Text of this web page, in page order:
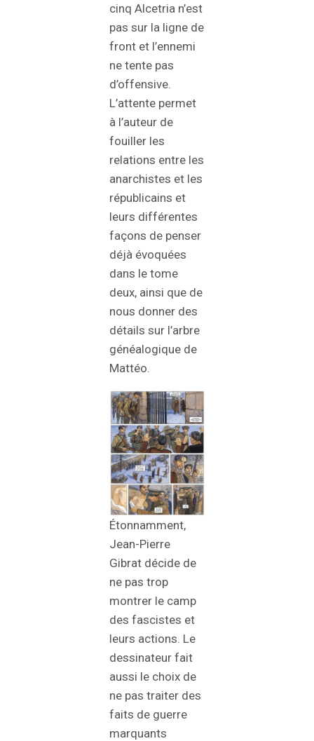
cinq Alcetria n’est
pas sur la ligne de
front et l’ennemi
ne tente pas
d’offensive.
L’attente permet
à l’auteur de
fouiller les
relations entre les
anarchistes et les
républicains et
leurs différentes
façons de penser
déjà évoquées
dans le tome
deux, ainsi que de
nous donner des
détails sur l’arbre
généalogique de
Mattéo.
Étonnamment,
Jean-Pierre
Gibrat décide de
ne pas trop
montrer le camp
des fascistes et
leurs actions. Le
dessinateur fait
aussi le choix de
ne pas traiter des
faits de guerre
marquants